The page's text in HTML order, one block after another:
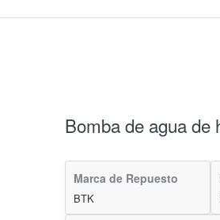
Bomba de agua de
Marca de Repuesto
BTK